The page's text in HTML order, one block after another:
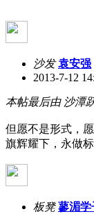
沙发 袁安强
2013-7-12
本帖最后由 沙潭
但愿不是形式，
旗辉耀下，永做标
板凳 蓼湄学